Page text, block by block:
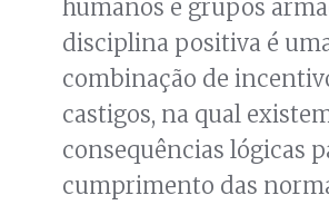
humanos e grupos
disciplina positiva é
combinação de
castigos, na qual
consequências lógicas
cumprimento das